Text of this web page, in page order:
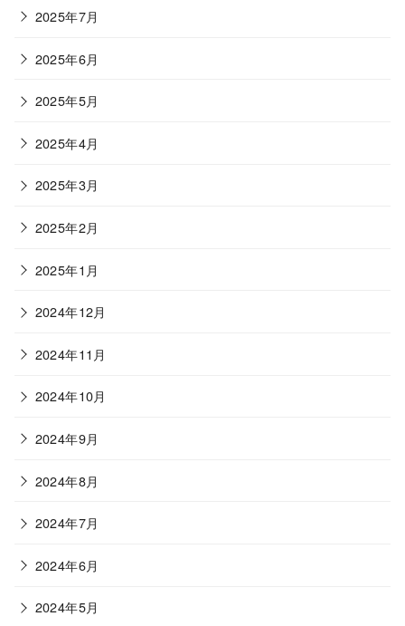
2025年7月
2025年6月
2025年5月
2025年4月
2025年3月
2025年2月
2025年1月
2024年12月
2024年11月
2024年10月
2024年9月
2024年8月
2024年7月
2024年6月
2024年5月